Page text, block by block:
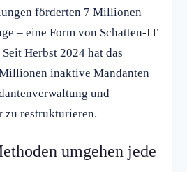
förderten 7 Millionen
– eine Form von Schatten-IT
Herbst 2024 hat das
inaktive Mandanten
und
zu restrukturieren.
umgehen jede